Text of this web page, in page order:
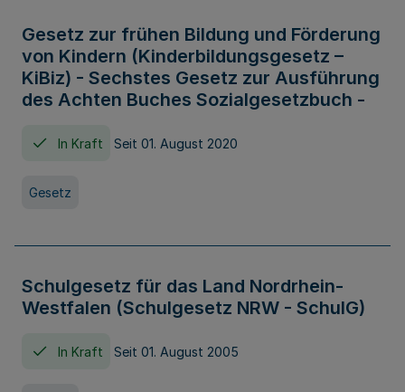
Gesetz zur frühen Bildung und Förderung
von Kindern (Kinderbildungsgesetz –
KiBiz) - Sechstes Gesetz zur Ausführung
des Achten Buches Sozialgesetzbuch -
In Kraft Seit 01. August 2020
Gesetz
Schulgesetz für das Land Nordrhein-
Westfalen (Schulgesetz NRW - SchulG)
In Kraft Seit 01. August 2005